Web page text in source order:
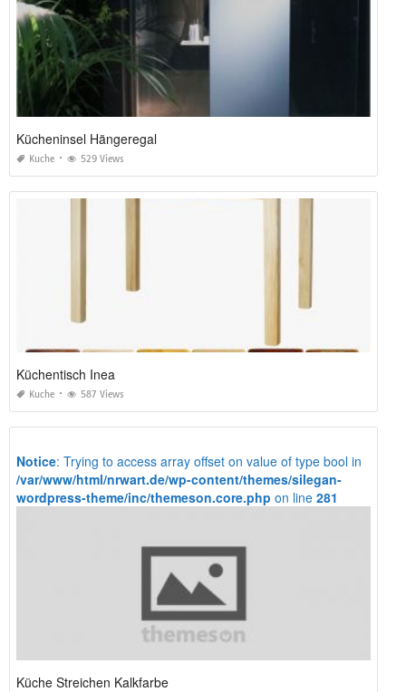
Kücheninsel Hängeregal
Kuche 529 Views
Küchentisch Inea
Kuche 587 Views
Notice: Trying to access array offset on value of type bool in
/var/www/html/nrwart.de/wp-content/themes/silegan-
wordpress-theme/inc/themeson.core.php on line 281
Küche Streichen Kalkfarbe